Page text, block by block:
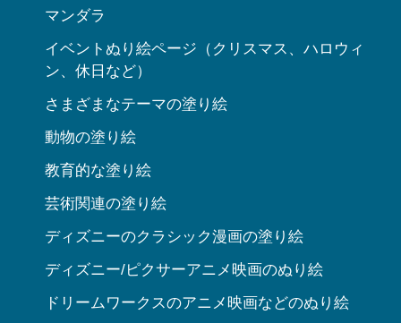
マンダラ
イベントぬり絵ページ（クリスマス、ハロウィ
ン、休日など）
さまざまなテーマの塗り絵
動物の塗り絵
教育的な塗り絵
芸術関連の塗り絵
ディズニーのクラシック漫画の塗り絵
ディズニー/ピクサーアニメ映画のぬり絵
ドリームワークスのアニメ映画などのぬり絵